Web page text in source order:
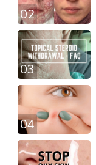
02
03
04